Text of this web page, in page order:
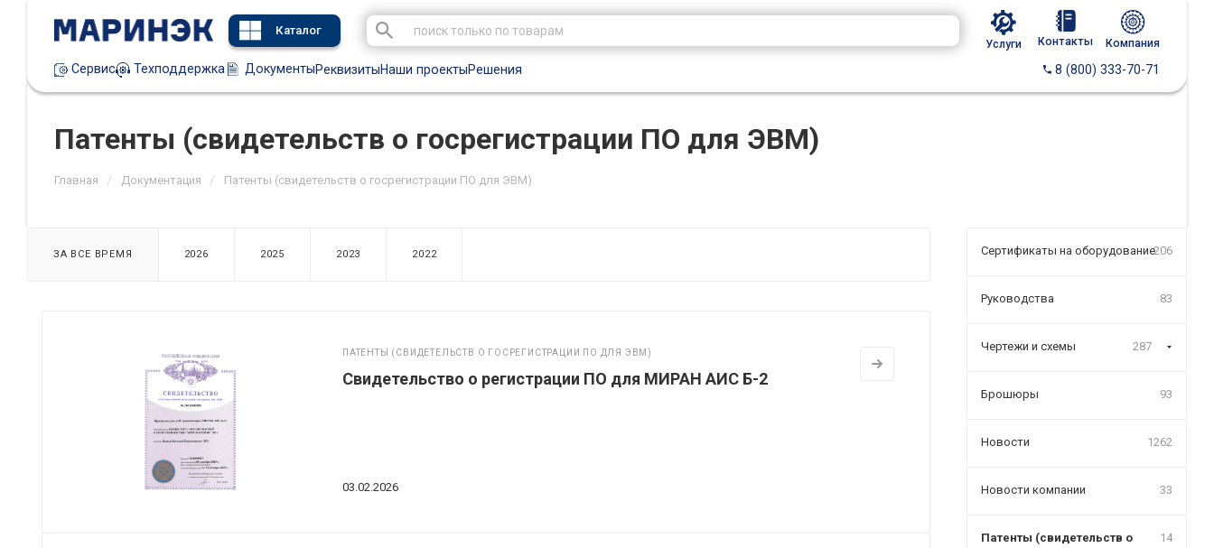
Каталог
Услуги Контакты Компания
Сервис Техподдержка ДокументыРеквизитыНаши проектыРешения 8 (800) 333-70-71
Патенты (свидетельств о госрегистрации ПО для ЭВМ)
Главная / Документация / Патенты (свидетельств о госрегистрации ПО для ЭВМ)
ЗА ВСЕ ВРЕМЯ 2026 2025 2023 2022
ПАТЕНТЫ (СВИДЕТЕЛЬСТВ О ГОСРЕГИСТРАЦИИ ПО ДЛЯ ЭВМ)
03.02.2026
Свидетельство о регистрации ПО для МИРАН АИС Б-2
Сертификаты на оборудование206
Руководства 83
Чертежи и схемы 287
Брошюры 93
Новости 1262
Новости компании 33
Патенты (свидетельств о
14